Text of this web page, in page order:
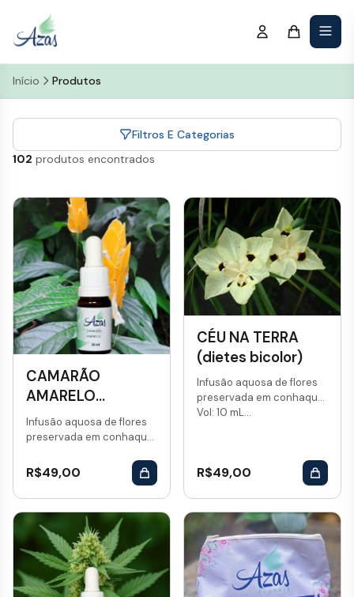
Início Produtos
Filtros E Categorias
102 produtos encontrados
CAMARÃO
AMARELO
(pachistachys
lutea)
Infusão aquosa de flores
preservada em conhaque.
R$49,00
CÉU NA TERRA
(dietes bicolor)
Infusão aquosa de flores
preservada em conhaque.
Vol: 10 mL...
R$49,00